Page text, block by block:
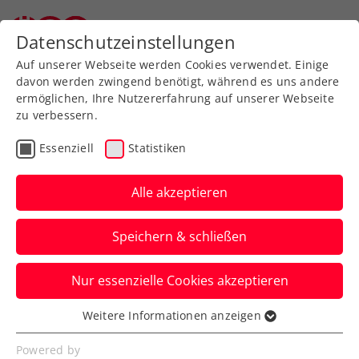
Zurück zur Newsübersicht
ATP
Happy Birthday,
Sebastian Ofner!
Österreichs aktuelle Nummer eins im
Herrentennis begeht ihren 30.
Geburtstag.
Verfasst von: Manuel Wachta, 12.05.2026
Datenschutzeinstellungen
Auf unserer Webseite werden Cookies verwendet. Einige
davon werden zwingend benötigt, während es uns andere
ermöglichen, Ihre Nutzererfahrung auf unserer Webseite
zu verbessern.
Essenziell Statistiken
Alle akzeptieren
Speichern & schließen
Nur essenzielle Cookies akzeptieren
Essenziell
Essenzielle Cookies werden für grundlegende
Weitere Informationen anzeigen
Powered by